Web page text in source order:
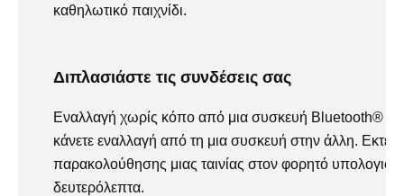
καθηλωτικό παιχνίδι.
Διπλασιάστε τις συνδέσεις σας
Εναλλαγή χωρίς κόπο από μια συσκευή Bluetooth®
κάνετε εναλλαγή από τη μια συσκευή στην άλλη.
παρακολούθησης μιας ταινίας στον φορητό
δευτερόλεπτα.